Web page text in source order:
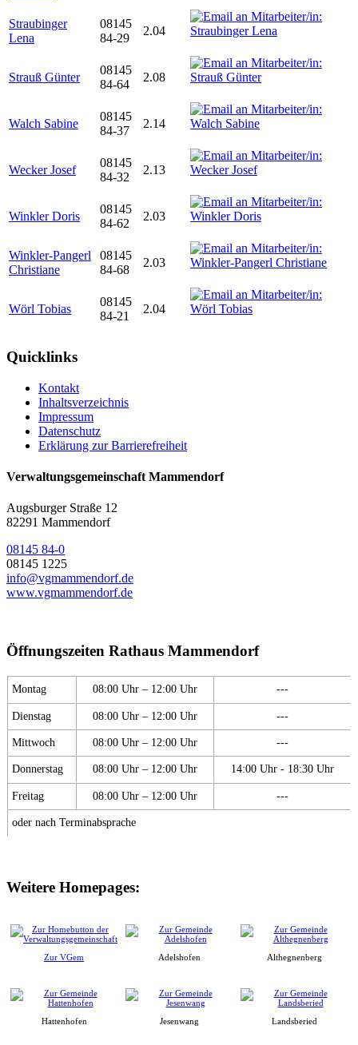
Straubinger
Lena
08145
84-29
2.04
Strauß Günter
08145
84-64
2.08
Walch Sabine
08145
84-37
2.14
Wecker Josef
08145
84-32
2.13
Winkler Doris
08145
84-62
2.03
Winkler-Pangerl
Christiane
08145
84-68
2.03
Wörl Tobias
08145
84-21
2.04
Quicklinks
Kontakt
Inhaltsverzeichnis
Impressum
Datenschutz
Erklärung zur Barrierefreiheit
Verwaltungsgemeinschaft Mammendorf
Augsburger Straße 12
82291 Mammendorf
08145 84-0
08145 1225
info@vgmammendorf.de
www.vgmammendorf.de
Öffnungszeiten Rathaus Mammendorf
Montag 08:00 Uhr – 12:00 Uhr ---
Dienstag 08:00 Uhr – 12:00 Uhr ---
Mittwoch 08:00 Uhr – 12:00 Uhr ---
Donnerstag 08:00 Uhr – 12:00 Uhr 14:00 Uhr - 18:30 Uhr
Freitag 08:00 Uhr – 12:00 Uhr ---
oder nach Terminabsprache
Weitere Homepages:
Zur VGem Adelshofen Althegnenberg
Hattenhofen Jesenwang Landsberied